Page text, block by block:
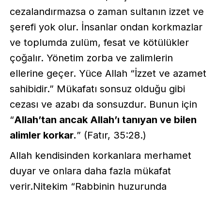
cezalandırmazsa o zaman sultanın izzet ve
şerefi yok olur. İnsanlar ondan korkmazlar
ve toplumda zulüm, fesat ve kötülükler
çoğalır. Yönetim zorba ve zalimlerin
ellerine geçer. Yüce Allah “İzzet ve azamet
sahibidir.” Mükafatı sonsuz olduğu gibi
cezası ve azabı da sonsuzdur. Bunun için
“Allah’tan ancak Allah’ı tanıyan ve bilen
alimler korkar.” (Fatır, 35:28.)
Allah kendisinden korkanlara merhamet
duyar ve onlara daha fazla mükafat
verir.Nitekim “Rabbinin huzurunda